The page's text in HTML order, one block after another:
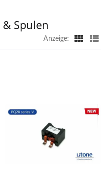
Spulen
Anzeige: